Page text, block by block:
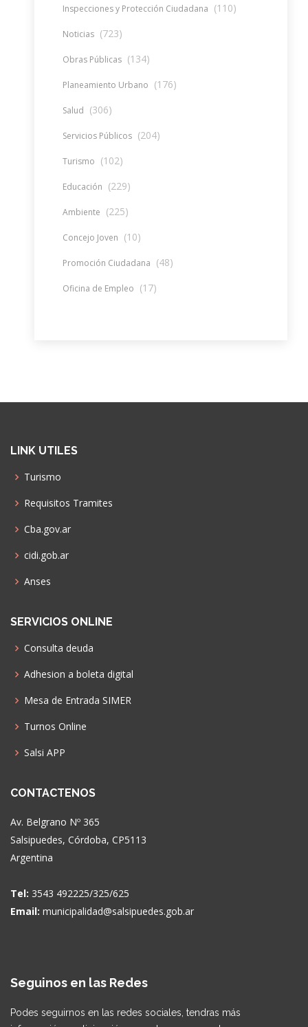
Inspecciones y Protección Ciudadana (110)
Noticias (723)
Obras Públicas (134)
Planeamiento Urbano (176)
Salud (306)
Servicios Públicos (204)
Turismo (102)
Educación (229)
Ambiente (225)
Concejo Joven (10)
Promoción Ciudadana (48)
Oficina de Empleo (17)
LINK UTILES
Turismo
Requisitos Tramites
Cba.gov.ar
cidi.gob.ar
Anses
SERVICIOS ONLINE
Consulta deuda
Adhesion a boleta digital
Mesa de Entrada SIMER
Turnos Online
Salsi APP
CONTACTENOS
Av. Belgrano Nº 365
Salsipuedes, Córdoba, CP5113
Argentina
Tel: 3543 492225/325/625
Email: municipalidad@salsipuedes.gob.ar
Seguinos en las Redes
Podes seguirnos en las redes sociales, tendras más